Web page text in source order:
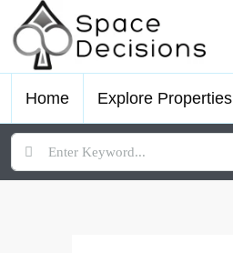
Home Explore Properties